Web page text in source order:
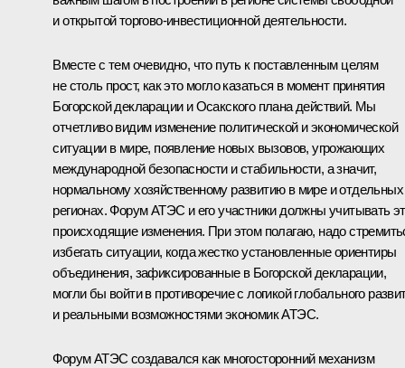
и открытой торгово-инвестиционной деятельности.
Вместе с тем очевидно, что путь к поставленным целям
не столь прост, как это могло казаться в момент принятия
Богорской декларации и Осакского плана действий. Мы
отчетливо видим изменение политической и экономической
ситуации в мире, появление новых вызовов, угрожающих
международной безопасности и стабильности, а значит,
нормальному хозяйственному развитию в мире и отдельных
регионах. Форум АТЭС и его участники должны учитывать
происходящие изменения. При этом полагаю, надо
избегать ситуации, когда жестко установленные ориентиры
объединения, зафиксированные в Богорской декларации,
могли бы войти в противоречие с логикой глобального
и реальными возможностями экономик АТЭС.
Форум АТЭС создавался как многосторонний механизм